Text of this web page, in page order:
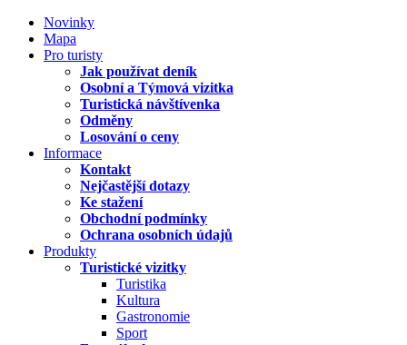
Novinky
Mapa
Pro turisty
Jak používat deník
Osobní a Týmová vizitka
Turistická návštívenka
Odměny
Losování o ceny
Informace
Kontakt
Nejčastější dotazy
Ke stažení
Obchodní podmínky
Ochrana osobních údajů
Produkty
Turistické vizitky
Turistika
Kultura
Gastronomie
Sport